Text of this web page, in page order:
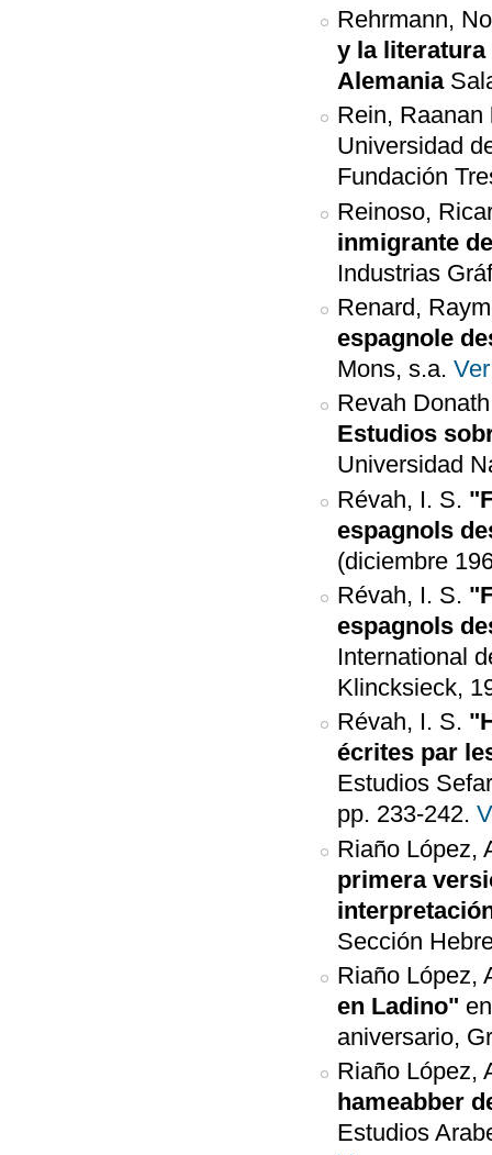
Rehrmann,
y la literatura
Alemania
Rein, Raanan
Universidad
Fundación
Reinoso,
inmigrante
Industrias
Renard,
espagnole
Mons, s.a. Ver
Revah
Estudios
Universidad
Révah, I. S.
espagnols
(diciembre
Révah, I. S.
espagnols
International
Klincksieck,
Révah, I. S.
écrites par
Estudios
pp. 233-242.
Riaño López,
primera
Sección
Riaño López,
en Ladino"
aniversario,
Riaño López,
hameabber
Estudios